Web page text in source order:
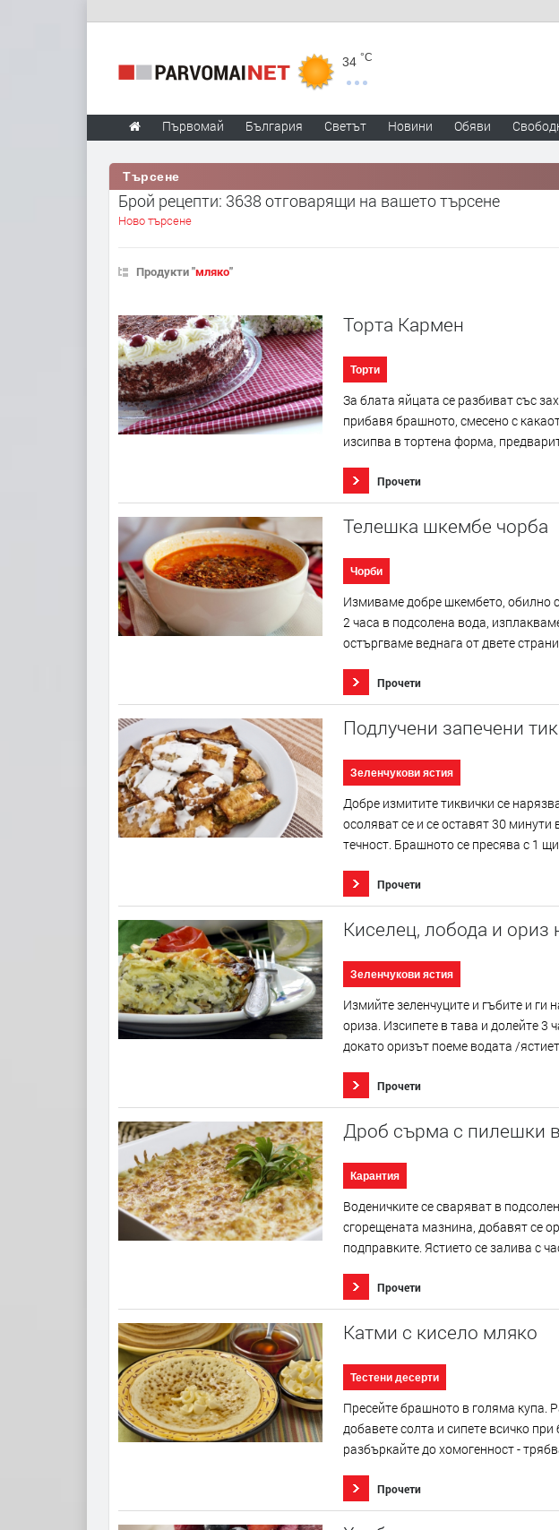
34 °C
Първомай България Светът Новини Обяви
Търсене
Брой рецепти: 3638 отговарящи на вашето търсене
Ново търсене
Продукти "мляко"
Торта Кармен
Торти
За блата яйцата се разбиват със
прибавя брашното, смесено с
изсипва в тортена форма,
Прочети
Телешка шкембе чорба
Чорби
Измиваме добре шкембето, обилно
2 часа в подсолена вода,
остъргваме веднага от двете
Прочети
Подлучени запечени
Зеленчукови ястия
Добре измитите тиквички се
осоляват се и се оставят 30 минути
течност. Брашното се пресява с 1
Прочети
Киселец, лобода и ориз
Зеленчукови ястия
Измийте зеленчуците и гъбите и ги
ориза. Изсипете в тава и долейте 3
докато оризът поеме водата /
Прочети
Дроб сърма с пилешки
Карантия
Воденичките се сваряват в
сгорещената мазнина, добавят се
подправките. Ястието се залива с
Прочети
Катми с кисело мляко
Тестени десерти
Пресейте брашното в голяма купа.
добавете солта и сипете всичко
разбъркайте до хомогенност -
Прочети